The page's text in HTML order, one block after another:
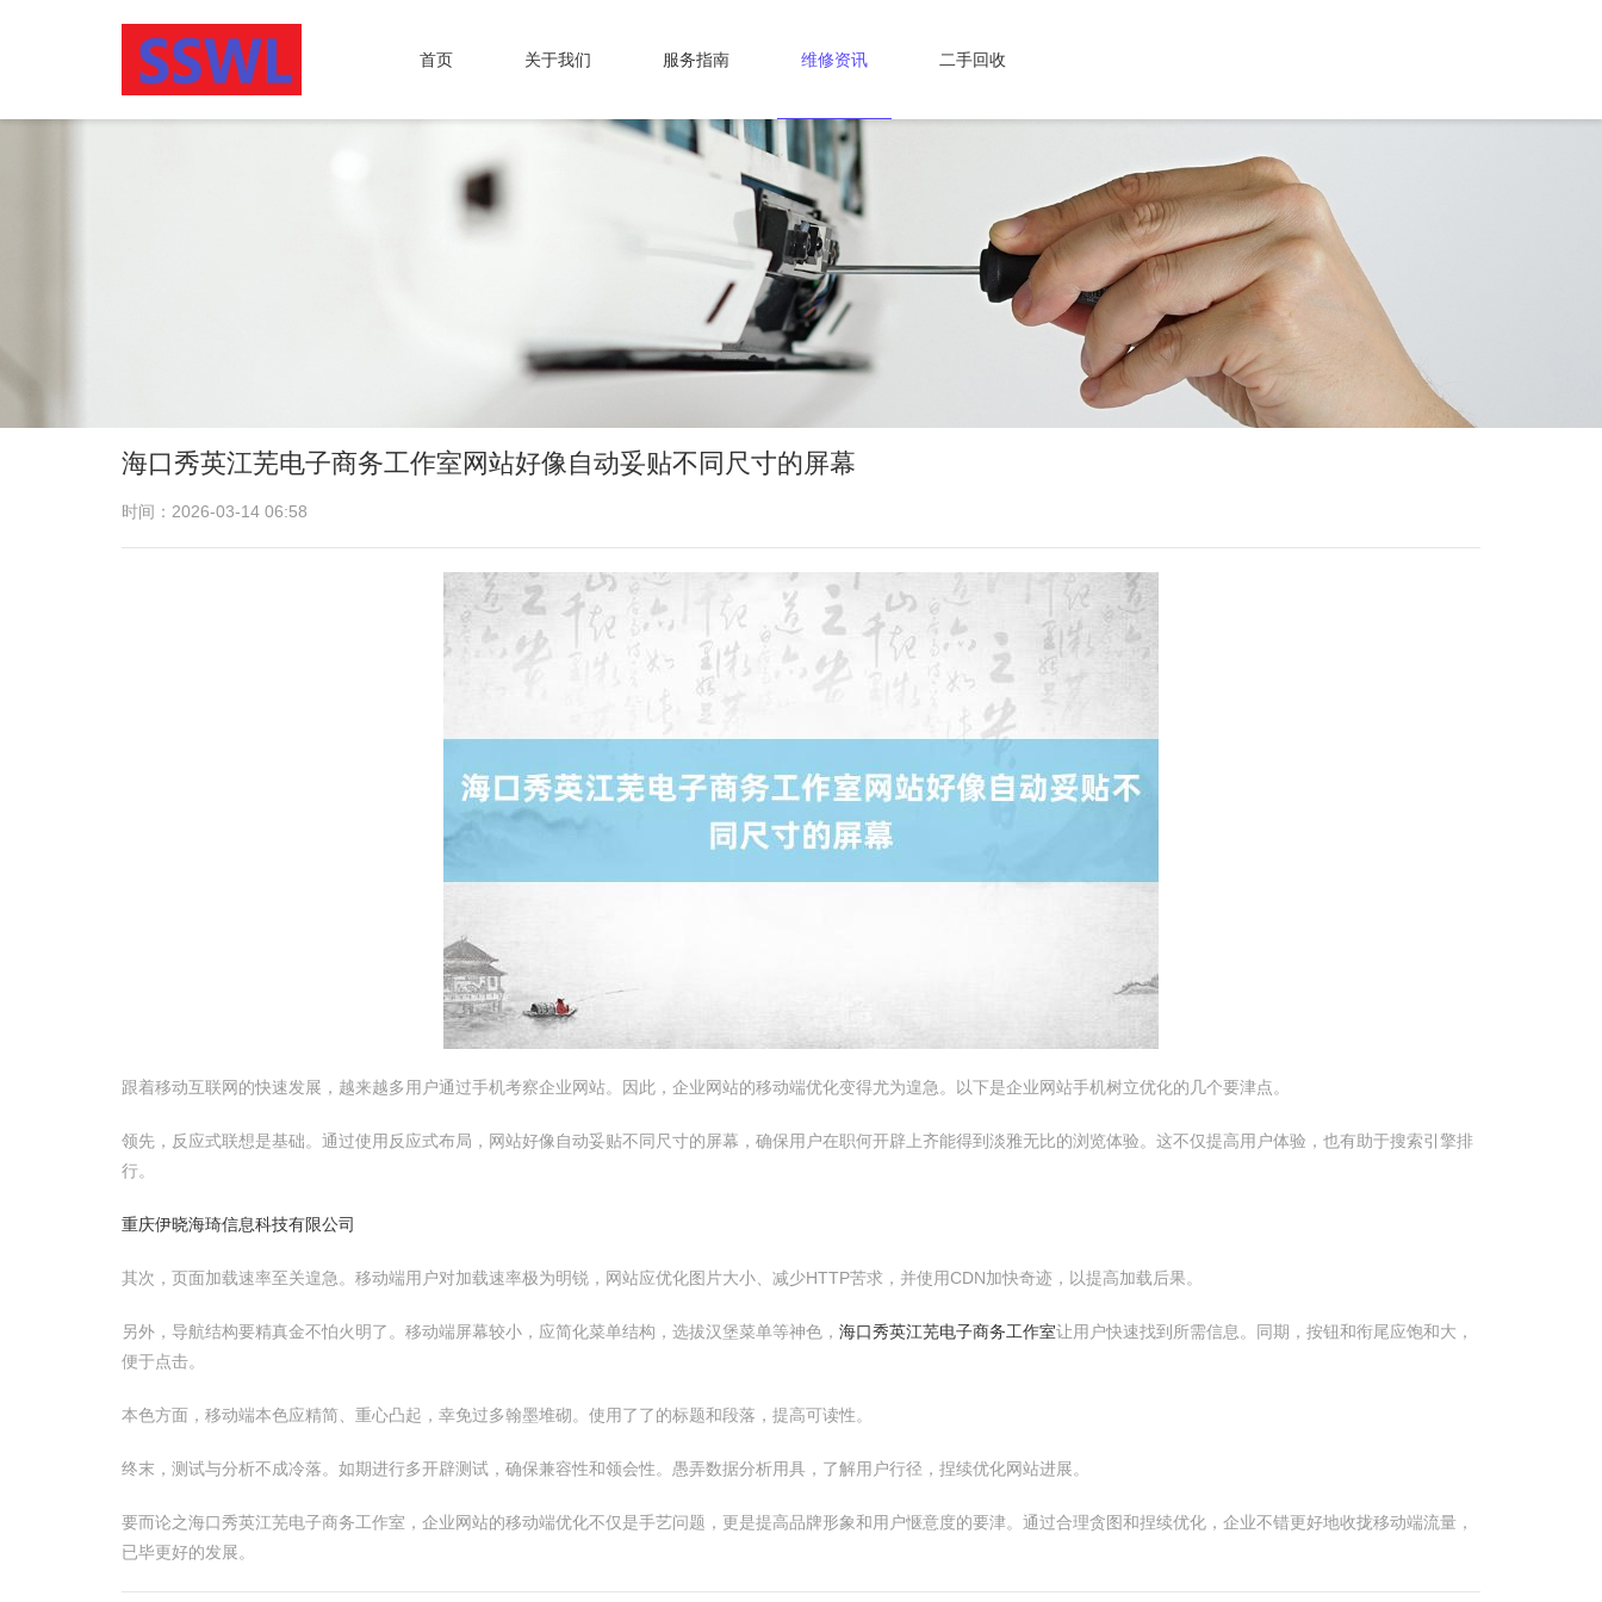
首页 关于我们 服务指南 维修资讯 二手回收
海口秀英江芜电子商务工作室网站好像自动妥贴不同尺寸的屏幕
时间：2026-03-14 06:58
跟着移动互联网的快速发展，越来越多用户通过手机考察企业网站。因此，企业网站的移动端优化变得尤为遑急。以下是企业网站手机树立优化的几个要津点。
领先，反应式联想是基础。通过使用反应式布局，网站好像自动妥贴不同尺寸的屏幕，确保用户在职何开辟上齐能得到淡雅无比的浏览体验。这不仅提高用户体验，也有助于搜索引擎排
行。
重庆伊晓海琦信息科技有限公司
其次，页面加载速率至关遑急。移动端用户对加载速率极为明锐，网站应优化图片大小、减少HTTP苦求，并使用CDN加快奇迹，以提高加载后果。
另外，导航结构要精真金不怕火明了。移动端屏幕较小，应简化菜单结构，选拔汉堡菜单等神色， 海口秀英江芜电子商务工作室让用户快速找到所需信息。同期，按钮和衔尾应饱和大，
便于点击。
本色方面，移动端本色应精简、重心凸起，幸免过多翰墨堆砌。使用了了的标题和段落，提高可读性。
终末，测试与分析不成冷落。如期进行多开辟测试，确保兼容性和领会性。愚弄数据分析用具，了解用户行径，捏续优化网站进展。
要而论之海口秀英江芜电子商务工作室，企业网站的移动端优化不仅是手艺问题，更是提高品牌形象和用户惬意度的要津。通过合理贪图和捏续优化，企业不错更好地收拢移动端流量，
已毕更好的发展。